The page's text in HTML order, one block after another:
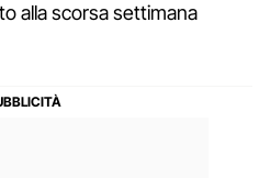
alla scorsa settimana